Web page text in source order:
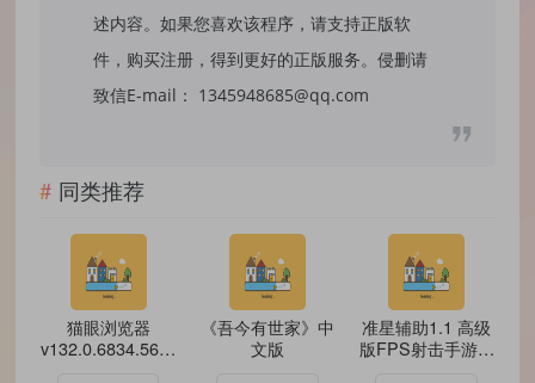
述内容。如果您喜欢该程序，请支持正版软
件，购买注册，得到更好的正版服务。侵删请
致信E-mail： 1345948685@qq.com
同类推荐
猫眼浏览器
v132.0.6834.56便
《吾今有世家》中
文版
准星辅助1.1 高级
版FPS射击手游必